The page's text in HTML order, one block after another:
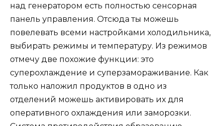
над генератором есть полностью сенсорная
панель управления. Отсюда ты можешь
повелевать всеми настройками холодильника,
выбирать режимы и температуру. Из режимов
отмечу две похожие функции: это
суперохлаждение и суперзамораживание. Как
только наложил продуктов в одно из
отделений можешь активировать их для
оперативного охлаждения или заморозки.